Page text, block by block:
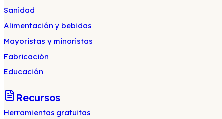
Sanidad
Alimentación y bebidas
Mayoristas y minoristas
Fabricación
Educación
Recursos
Herramientas gratuitas